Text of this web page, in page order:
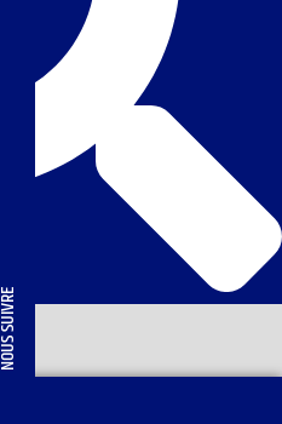
NOUS SUIVRE